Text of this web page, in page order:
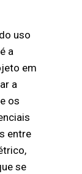
uso
a
em
a
os
entre
se